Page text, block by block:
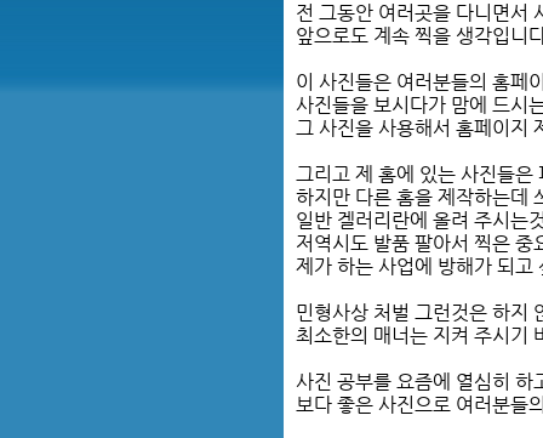
전 그동안 여러곳을 다니면서
앞으로도 계속 찍을 생각입니
이 사진들은 여러분들의 홈페
사진들을 보시다가 맘에 드시
그 사진을 사용해서 홈페이지
그리고 제 홈에 있는 사진들은
하지만 다른 홈을 제작하는데
일반 겔러리란에 올려 주시는
저역시도 발품 팔아서 찍은 중
제가 하는 사업에 방해가 되고
민형사상 처벌 그런것은 하지
최소한의 매너는 지켜 주시기
사진 공부를 요즘에 열심히 하
보다 좋은 사진으로 여러분들